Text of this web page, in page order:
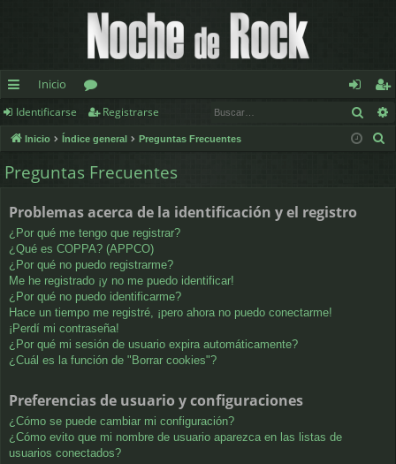
nl
ac
es
pi
d
os
Inicio
or
os
de
nt
eg
ist
Identificarse Registrarse
Inicio Índice general Preguntas Frecuentes
Preguntas Frecuentes
Problemas acerca de la identificación y el registro
¿Por qué me tengo que registrar?
¿Qué es COPPA? (APPCO)
¿Por qué no puedo registrarme?
Me he registrado ¡y no me puedo identificar!
¿Por qué no puedo identificarme?
Hace un tiempo me registré, ¡pero ahora no puedo conectarme!
¡Perdí mi contraseña!
¿Por qué mi sesión de usuario expira automáticamente?
¿Cuál es la función de "Borrar cookies"?
Preferencias de usuario y configuraciones
¿Cómo se puede cambiar mi configuración?
¿Cómo evito que mi nombre de usuario aparezca en las listas de
usuarios conectados?